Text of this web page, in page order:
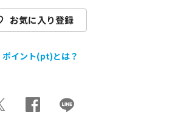
お気に入り登録
ポイント(pt)とは？